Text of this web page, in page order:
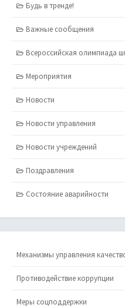
Будь в тренде!
Важные сообщения
Всероссийская олимпиада
Мероприятия
Новости
Новости управления
Новости учреждений
Поздравления
Состояние аварийности
Механизмы управления
Противодействие коррупции
Меры соцподдержки